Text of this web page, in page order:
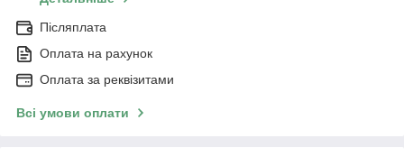
Післяплата
Оплата на рахунок
Оплата за реквізитами
Всі умови оплати